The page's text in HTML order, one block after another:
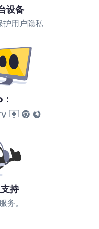
设备
护用户隐私
持
务。